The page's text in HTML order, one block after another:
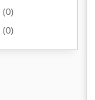
(0)
(0)